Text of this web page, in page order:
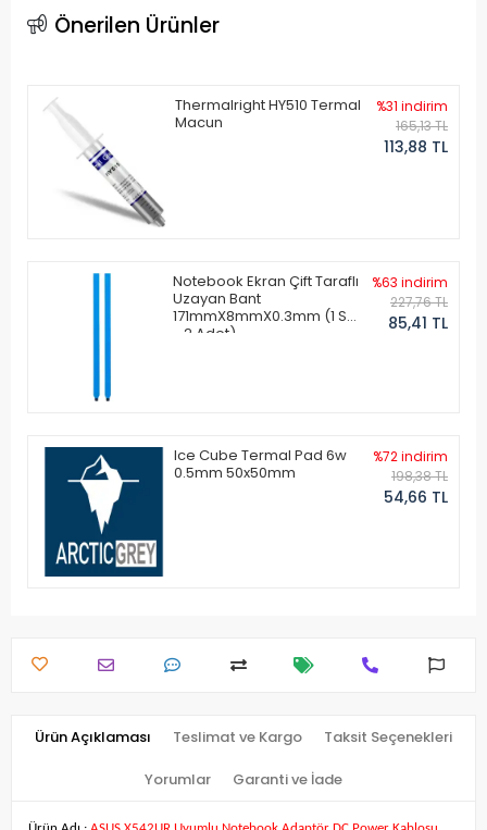
Önerilen Ürünler
Thermalright HY510 Termal
Macun
%31 indirim
165,13 TL
113,88 TL
Notebook Ekran Çift Taraflı
Uzayan Bant
171mmX8mmX0.3mm (1 Set
- 2 Adet)
%63 indirim
227,76 TL
85,41 TL
Ice Cube Termal Pad 6w
0.5mm 50x50mm
%72 indirim
198,38 TL
54,66 TL
Ürün Açıklaması Teslimat ve Kargo Taksit Seçenekleri
Yorumlar Garanti ve İade